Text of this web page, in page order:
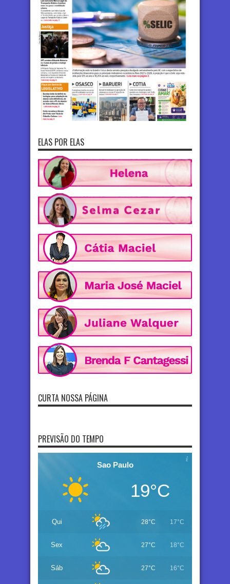
ELAS POR ELAS
CURTA NOSSA PÁGINA
PREVISÃO DO TEMPO
Sao Paulo
19°C
Qui 28°C 17°C
Sex 27°C 18°C
Sáb 27°C 16°C